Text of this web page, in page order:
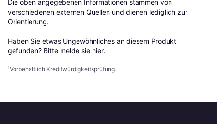
Die oben angegebenen Informationen stammen von
verschiedenen externen Quellen und dienen lediglich zur
Orientierung.
Haben Sie etwas Ungewöhnliches an diesem Produkt
gefunden? Bitte melde sie hier.
¹Vorbehaltlich Kreditwürdigkeitsprüfung.